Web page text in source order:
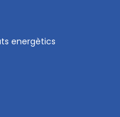
energètics